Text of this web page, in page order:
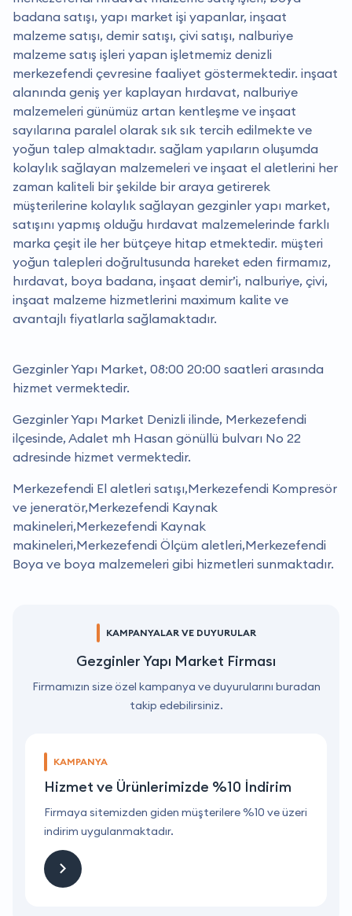
badana satışı, yapı market işi yapanlar, inşaat
malzeme satışı, demir satışı, çivi satışı, nalburiye
malzeme satış işleri yapan işletmemiz denizli
merkezefendi çevresine faaliyet göstermektedir. i̇nşaat
alanında geniş yer kaplayan hırdavat, nalburiye
malzemeleri günümüz artan kentleşme ve inşaat
sayılarına paralel olarak sık sık tercih edilmekte ve
yoğun talep almaktadır. sağlam yapıların oluşumda
kolaylık sağlayan malzemeleri ve inşaat el aletlerini her
zaman kaliteli bir şekilde bir araya getirerek
müşterilerine kolaylık sağlayan gezginler yapı market,
satışını yapmış olduğu hırdavat malzemelerinde farklı
marka çeşit ile her bütçeye hitap etmektedir. müşteri
yoğun talepleri doğrultusunda hareket eden firmamız,
hırdavat, boya badana, inşaat demir’i, nalburiye, çivi,
inşaat malzeme hizmetlerini maximum kalite ve
avantajlı fiyatlarla sağlamaktadır.
Gezginler Yapı Market, 08:00 20:00 saatleri arasında
hizmet vermektedir.
Gezginler Yapı Market Denizli ilinde, Merkezefendi
ilçesinde, Adalet mh Hasan gönüllü bulvarı No 22
adresinde hizmet vermektedir.
Merkezefendi El aletleri satışı,Merkezefendi Kompresör
ve jeneratör,Merkezefendi Kaynak
makineleri,Merkezefendi Kaynak
makineleri,Merkezefendi Ölçüm aletleri,Merkezefendi
Boya ve boya malzemeleri gibi hizmetleri sunmaktadır.
KAMPANYALAR VE DUYURULAR
Gezginler Yapı Market Firması
Firmamızın size özel kampanya ve duyurularını buradan
takip edebilirsiniz.
KAMPANYA
Hizmet ve Ürünlerimizde %10 İndirim
Firmaya sitemizden giden müşterilere %10 ve üzeri
indirim uygulanmaktadır.